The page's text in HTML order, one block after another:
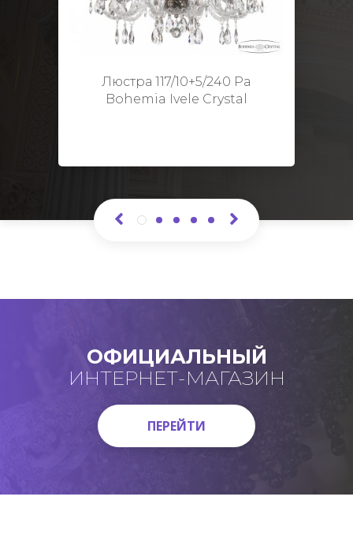
Люстра 117/10+5/240 Pa
Bohemia Ivele Crystal
Кол-во ламп: 15
Диаметр: 70 см
ОФИЦИАЛЬНЫЙ
ИНТЕРНЕТ-МАГАЗИН
ПЕРЕЙТИ
ПЕРЕЙТИ